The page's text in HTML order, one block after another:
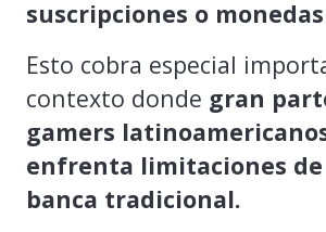
suscripciones o
Esto cobra especial
contexto donde gran
gamers
enfrenta limitaciones de
banca tradicional.